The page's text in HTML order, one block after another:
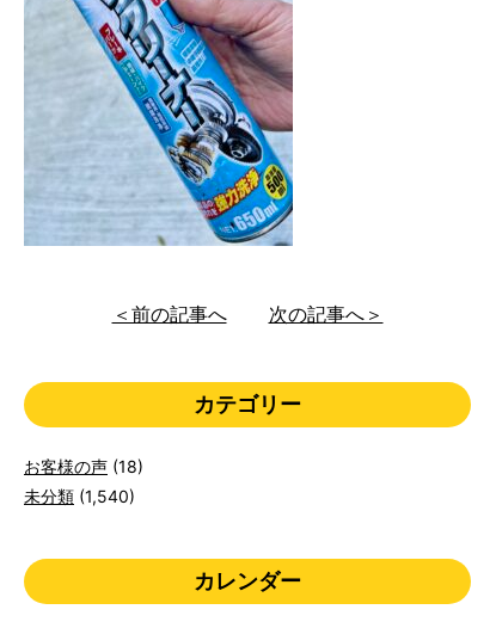
＜前の記事へ 次の記事へ＞
カテゴリー
お客様の声 (18)
未分類 (1,540)
カレンダー